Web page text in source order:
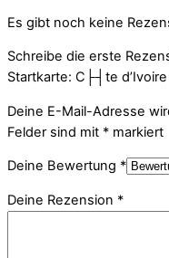
Es gibt noch keine
Schreibe die erste
Startkarte: C├┤te d’Ivoire
Deine E-Mail-Adresse
Felder sind mit * markiert
Deine Bewertung *
Deine Rezension *